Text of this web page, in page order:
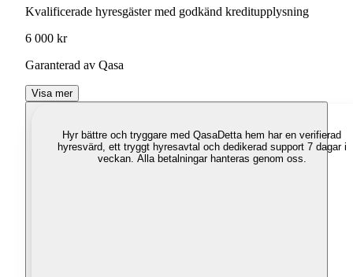
Kvalificerade hyresgäster med godkänd kreditupplysning
6 000 kr
Garanterad av Qasa
Visa mer
Hyr bättre och tryggare med QasaDetta hem har en verifierad
hyresvärd, ett tryggt hyresavtal och dedikerad support 7 dagar i
veckan. Alla betalningar hanteras genom oss.